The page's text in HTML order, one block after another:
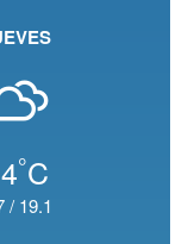
°C
/ 19.1